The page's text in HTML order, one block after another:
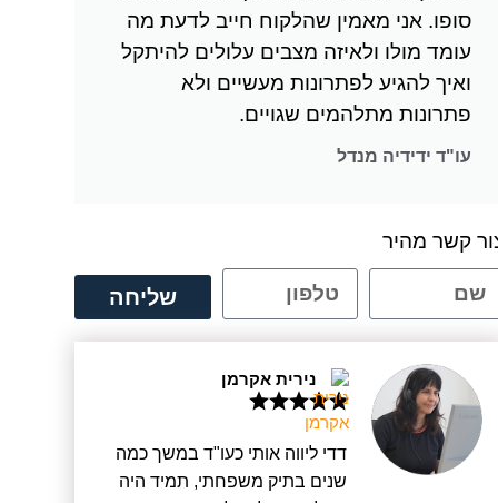
סופו. אני מאמין שהלקוח חייב לדעת מה
עומד מולו ולאיזה מצבים עלולים להיתקל
ואיך להגיע לפתרונות מעשיים ולא
פתרונות מתלהמים שגויים.
עו"ד ידידיה מנדל
קשר מהיר
שליחה
נירית אקרמן
דדי ליווה אותי כעו"ד במשך כמה
שנים בתיק משפחתי, תמיד היה